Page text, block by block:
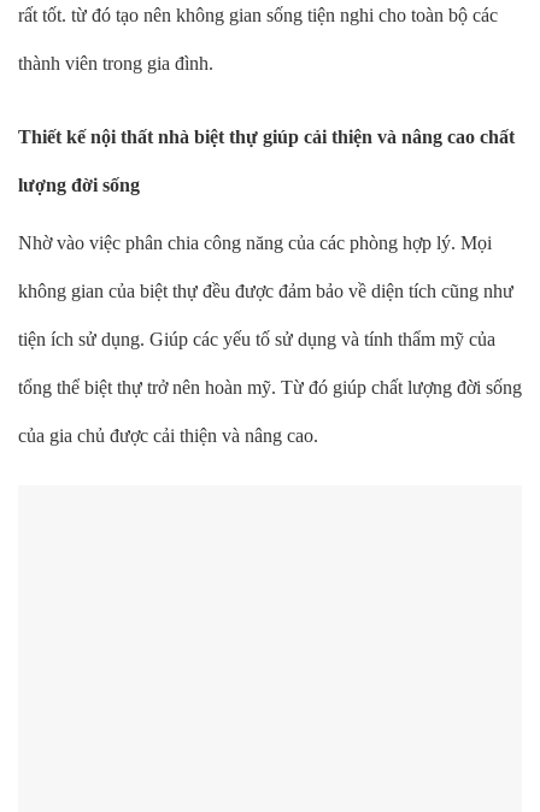
rất tốt. từ đó tạo nên không gian sống tiện nghi cho toàn bộ các
thành viên trong gia đình.
Thiết kế nội thất nhà biệt thự giúp cải thiện và nâng cao chất
lượng đời sống
Nhờ vào việc phân chia công năng của các phòng hợp lý. Mọi
không gian của biệt thự đều được đảm bảo về diện tích cũng như
tiện ích sử dụng. Giúp các yếu tố sử dụng và tính thẩm mỹ của
tổng thể biệt thự trở nên hoàn mỹ. Từ đó giúp chất lượng đời sống
của gia chủ được cải thiện và nâng cao.